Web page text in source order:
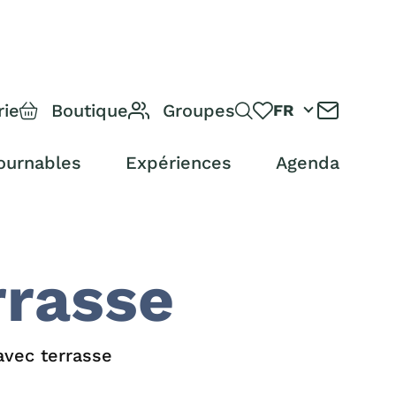
Boutique Groupes FR
Expériences Agenda
terrasse